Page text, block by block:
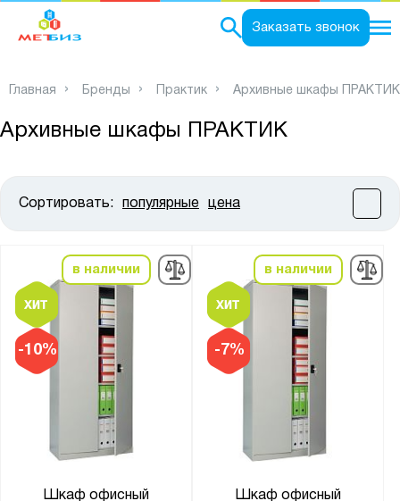
Заказать звонок
Главная Бренды Практик Архивные шкафы ПРАКТИК
Архивные шкафы ПРАКТИК
Сортировать: популярные цена
-10%
в наличии
Шкаф офисный
-7%
в наличии
Шкаф офисный
Высота, мм:
от
Ширина, мм:
Глубина, мм:
от до